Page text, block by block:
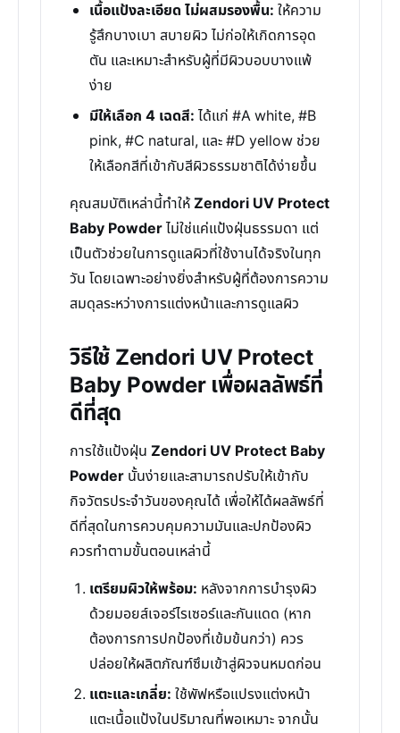
เนื้อแป้งละเอียด ไม่ผสมรองพื้น: ให้ความ
รู้สึกบางเบา สบายผิว ไม่ก่อให้เกิดการอุด
ตัน และเหมาะสำหรับผู้ที่มีผิวบอบบางแพ้
ง่าย
มีให้เลือก 4 เฉดสี: ได้แก่ #A white, #B
pink, #C natural, และ #D yellow ช่วย
ให้เลือกสีที่เข้ากับสีผิวธรรมชาติได้ง่ายขึ้น
คุณสมบัติเหล่านี้ทำให้Zendori UV Protect
Baby Powderไม่ใช่แค่แป้งฝุ่นธรรมดา แต่
เป็นตัวช่วยในการดูแลผิวที่ใช้งานได้จริงในทุก
วัน โดยเฉพาะอย่างยิ่งสำหรับผู้ที่ต้องการความ
สมดุลระหว่างการแต่งหน้าและการดูแลผิว
วิธีใช้ Zendori UV Protect
Baby Powder เพื่อผลลัพธ์ที่
ดีที่สุด
การใช้แป้งฝุ่น Zendori UV Protect Baby
Powder นั้นง่ายและสามารถปรับให้เข้ากับ
กิจวัตรประจำวันของคุณได้ เพื่อให้ได้ผลลัพธ์ที่
ดีที่สุดในการควบคุมความมันและปกป้องผิว
ควรทำตามขั้นตอนเหล่านี้
เตรียมผิวให้พร้อม: หลังจากการบำรุงผิว
ด้วยมอยส์เจอร์ไรเซอร์และกันแดด (หาก
ต้องการการปกป้องที่เข้มข้นกว่า) ควร
ปล่อยให้ผลิตภัณฑ์ซึมเข้าสู่ผิวจนหมดก่อน
แตะและเกลี่ย: ใช้พัฟหรือแปรงแต่งหน้า
แตะเนื้อแป้งในปริมาณที่พอเหมาะ จากนั้น